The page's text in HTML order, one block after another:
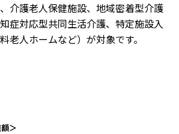
介護老人保健施設、地域密着型介護
症対応型共同生活介護、特定施設入
老人ホームなど）が対象です。
＞